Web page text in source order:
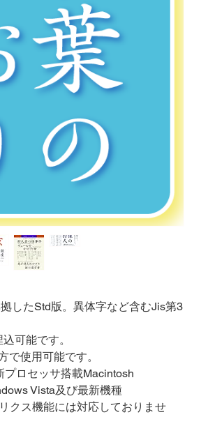
したStd版。異体字など含むJis第3
可能です。
で使用可能です。
ロセッサ搭載Macintosh
Vista及び最新機種
クス機能には対応しておりませ